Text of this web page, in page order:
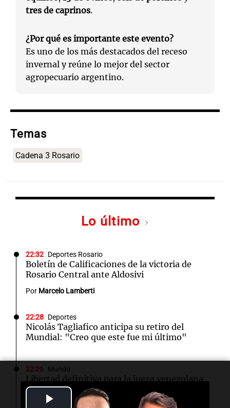
Play
tres de caprinos.
¿Por qué es importante este evento?
Es uno de los más destacados del receso
invernal y reúne lo mejor del sector
agropecuario argentino.
Temas
Cadena 3 Rosario
Lo último
22:32 Deportes Rosario
Boletín de Calificaciones de la victoria de
Rosario Central ante Aldosivi
Por Marcelo Lamberti
22:28 Deportes
Nicolás Tagliafico anticipa su retiro del
Mundial: "Creo que este fue mi último"
22:26 Mundo
Libertad definitiva para la jueza venezolana
María Lourdes Afiuni tras años de prisión